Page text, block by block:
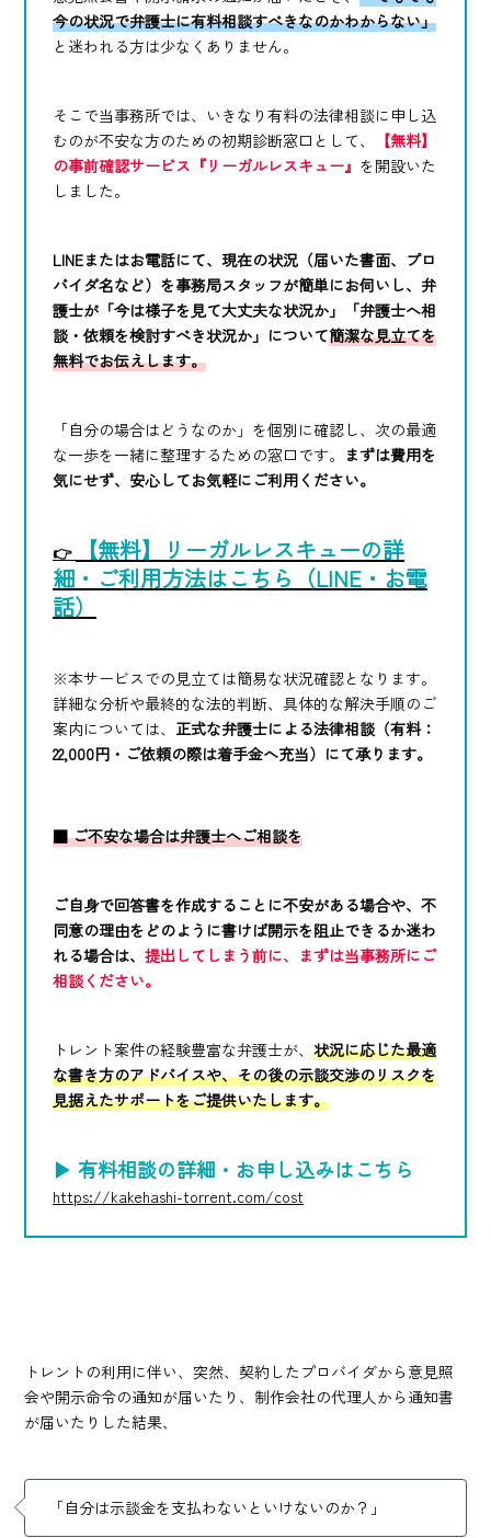
今の状況で弁護士に有料相談すべきなのかわからない」
と迷われる方は少なくありません。
そこで当事務所では、いきなり有料の法律相談に申し込
むのが不安な方のための初期診断窓口として、
【無料】
の事前確認サービス『リーガルレスキュー』 を開設いた
しました。
LINEまたはお電話にて、現在の状況（届いた書面、プロ
バイダ名など）を事務局スタッフが簡単にお伺いし、弁
護士が「今は様子を見て大丈夫な状況か」「弁護士へ相
談・依頼を検討すべき状況か」について簡潔な見立てを
無料でお伝えします。
「自分の場合はどうなのか」を個別に確認し、次の最適
な一歩を一緒に整理するための窓口です。 まずは費用を
気にせず、安心してお気軽にご利用ください。
👉
【無料】リーガルレスキューの詳
細・ご利用方法はこちら（LINE・お電
話）
※本サービスでの見立ては簡易な状況確認となります。
詳細な分析や最終的な法的判断、具体的な解決手順のご
案内については、 正式な弁護士による法律相談（有料：
22,000円・ご依頼の際は着手金へ充当）にて承ります。
■ ご不安な場合は弁護士へご相談を
ご自身で回答書を作成することに不安がある場合や、不
同意の理由をどのように書けば開示を阻止できるか迷わ
れる場合は、 提出してしまう前に、まずは当事務所にご
相談ください。
トレント案件の経験豊富な弁護士が、 状況に応じた最適
な書き方のアドバイスや、その後の示談交渉のリスクを
見据えたサポートをご提供いたします。
▶ 有料相談の詳細・お申し込みはこちら
https://kakehashi-torrent.com/cost
トレントの利用に伴い、突然、契約したプロバイダから意見照
会や開示命令の通知が届いたり、制作会社の代理人から通知書
が届いたりした結果、
「自分は示談金を支払わないといけないのか？」